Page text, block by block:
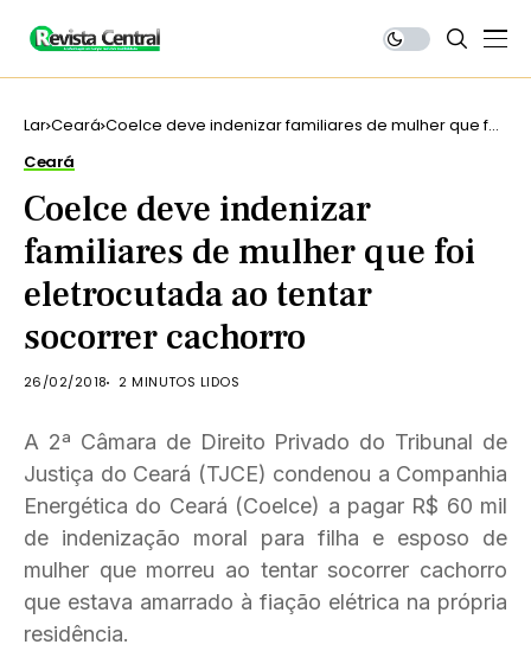
Lar Ceará Coelce deve indenizar familiares de mulher que foi
Ceará
Coelce deve indenizar
familiares de mulher que foi
eletrocutada ao tentar
socorrer cachorro
26/02/2018 2 MINUTOS LIDOS
A 2ª Câmara de Direito Privado do Tribunal de
Justiça do Ceará (TJCE) condenou a Companhia
Energética do Ceará (Coelce) a pagar R$ 60 mil
de indenização moral para filha e esposo de
mulher que morreu ao tentar socorrer cachorro
que estava amarrado à fiação elétrica na própria
residência.